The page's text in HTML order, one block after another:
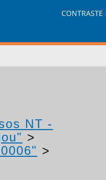
CONTRASTE
NT -
>
>